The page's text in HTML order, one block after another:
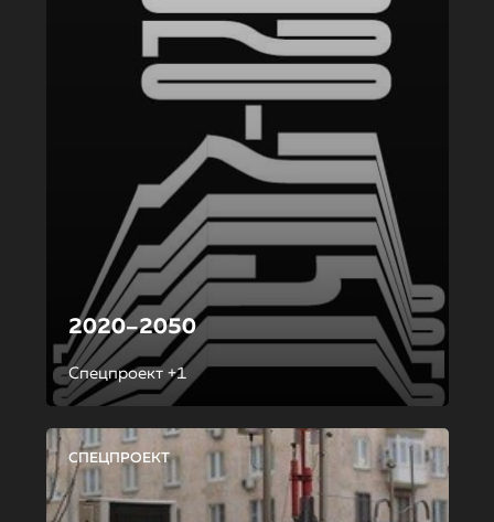
2020–2050
Спецпроект +1
СПЕЦПРОЕКТ